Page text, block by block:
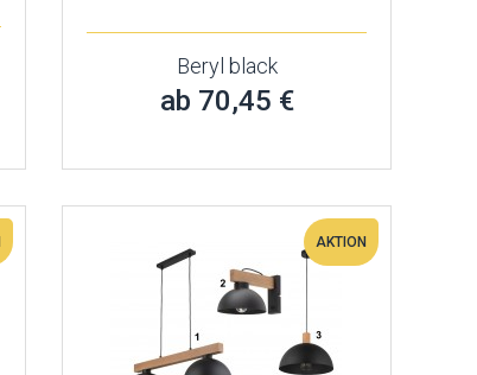
Beryl black
ab 70,45 €
AKTION